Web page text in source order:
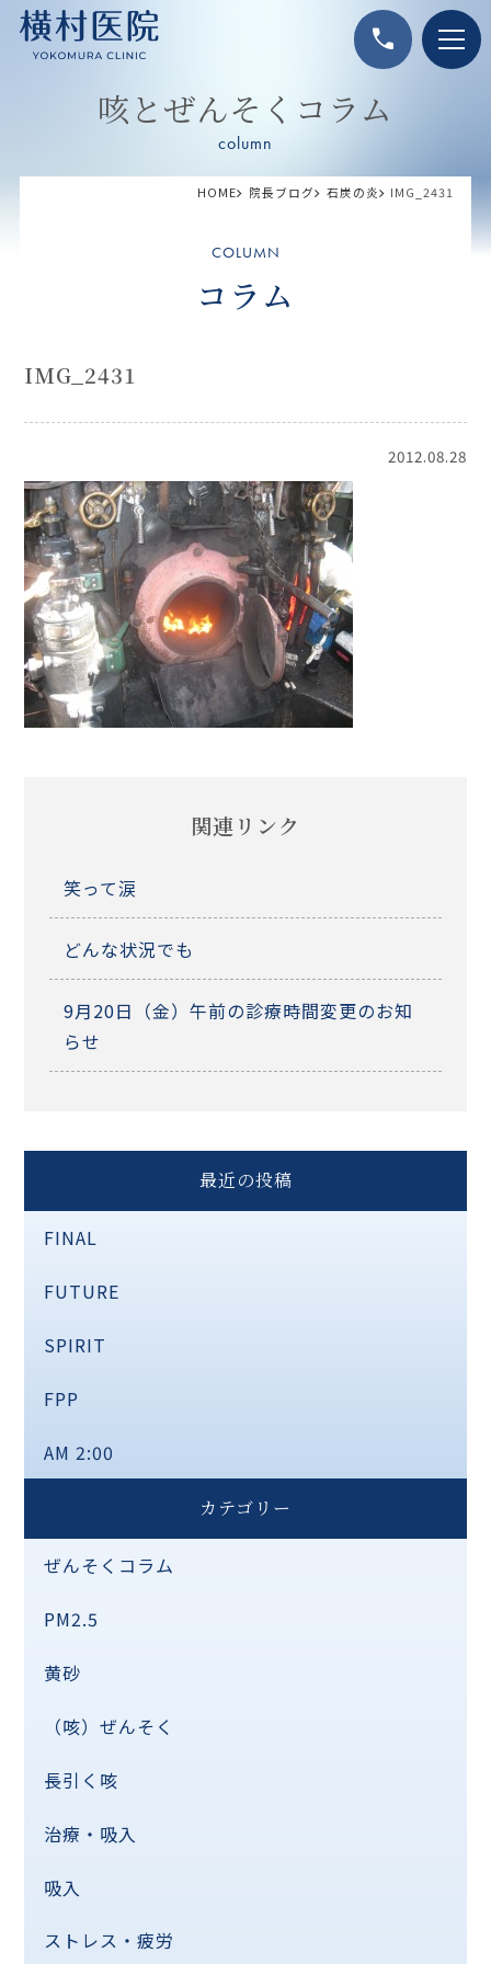
call
咳とぜんそくコラム
column
HOME 院長ブログ 石炭の炎 IMG_2431
COLUMN
コラム
IMG_2431
2012.08.28
関連リンク
笑って涙
どんな状況でも
9月20日（金）午前の診療時間変更のお知
らせ
最近の投稿
FINAL
FUTURE
SPIRIT
FPP
AM 2:00
カテゴリー
ぜんそくコラム
PM2.5
黄砂
（咳）ぜんそく
長引く咳
治療・吸入
吸入
ストレス・疲労